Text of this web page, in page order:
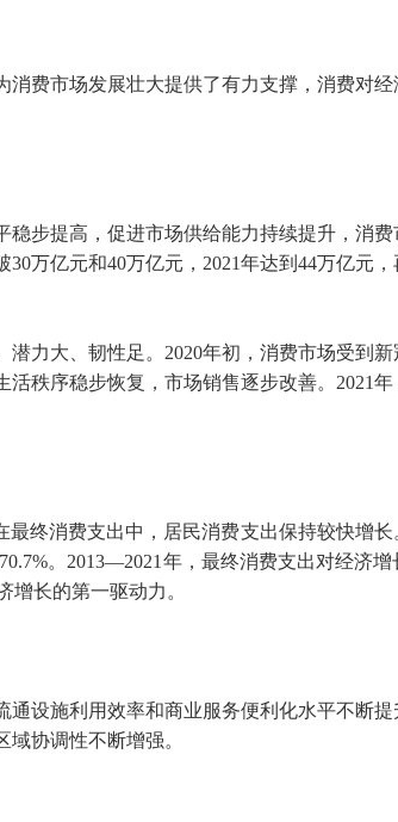
费市场发展壮大提供了有力支撑，消费对
步提高，促进市场供给能力持续提升，消
万亿元和40万亿元，2021年达到44万亿元
力大、韧性足。2020年初，消费市场受到
秩序稳步恢复，市场销售逐步改善。2021
终消费支出中，居民消费支出保持较快增长
。2013—2021年，最终消费支出对经济
增长的第一驱动力。
设施利用效率和商业服务便利化水平不断
协调性不断增强。